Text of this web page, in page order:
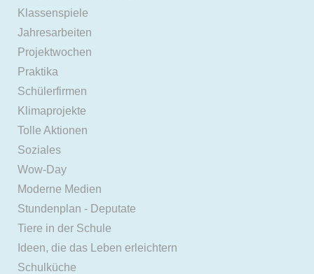
Klassenspiele
Jahresarbeiten
Projektwochen
Praktika
Schülerfirmen
Klimaprojekte
Tolle Aktionen
Soziales
Wow-Day
Moderne Medien
Stundenplan - Deputate
Tiere in der Schule
Ideen, die das Leben erleichtern
Schulküche